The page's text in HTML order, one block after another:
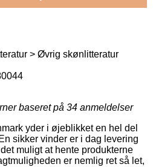
> Øvrig skønlitteratur
baseret på 34 anmeldelser
yder i øjeblikket en hel del
sikker vinder er i dag levering
muligt at hente produkterne
er nemlig ret så let,